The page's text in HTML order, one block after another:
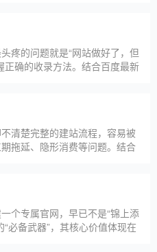
和本地企业的实际踩坑案例，
疼的问题就是“网站做好了，但
正确的收录方法。结合百度最新
，确保符合百度抓取规则。首
清楚完整的建站流程，容易被
拖延、隐形消费等问题。结合
成建站，避免踩坑。第一步，
个专属官网，早已不是“锦上添
必备武器”，其核心价值体现在